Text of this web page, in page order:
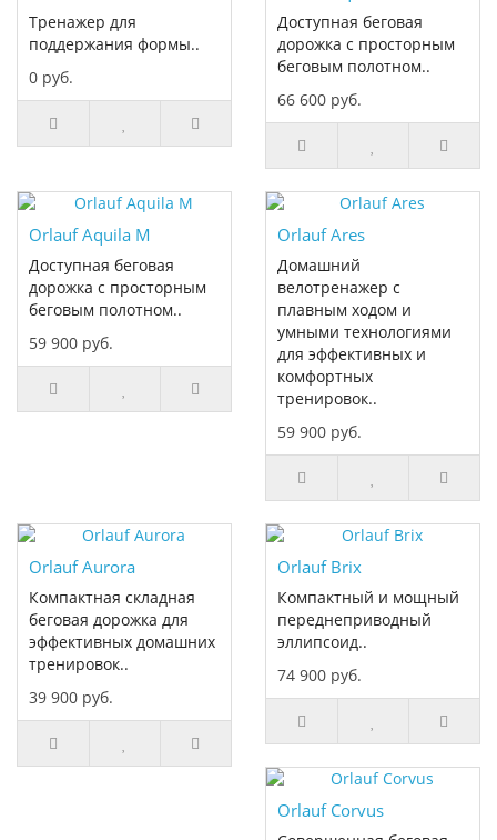
Тренажер для
поддержания формы..
0 руб.
Доступная беговая
дорожка с просторным
беговым полотном..
66 600 руб.
Orlauf Aquila M
Доступная беговая
дорожка с просторным
беговым полотном..
59 900 руб.
Orlauf Ares
Домашний
велотренажер с
плавным ходом и
умными технологиями
для эффективных и
комфортных
тренировок..
59 900 руб.
Orlauf Aurora
Компактная складная
беговая дорожка для
эффективных домашних
тренировок..
39 900 руб.
Orlauf Brix
Компактный и мощный
переднеприводный
эллипсоид..
74 900 руб.
Orlauf Corvus